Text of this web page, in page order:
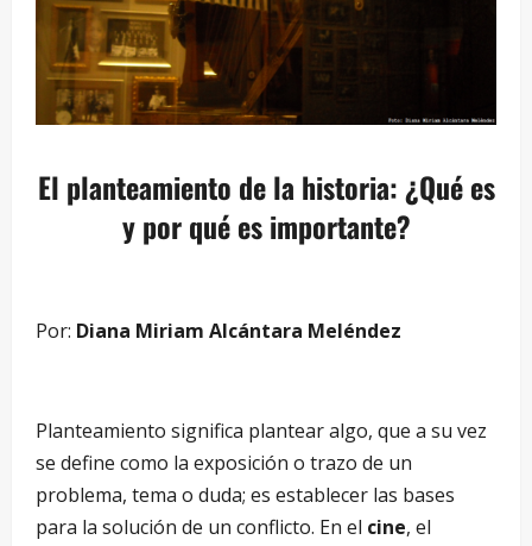
El planteamiento de la historia: ¿Qué es
y por qué es importante?
Por: Diana Miriam Alcántara Meléndez
Planteamiento significa plantear algo, que a su vez
se define como la exposición o trazo de un
problema, tema o duda; es establecer las bases
para la solución de un conflicto. En el cine, el